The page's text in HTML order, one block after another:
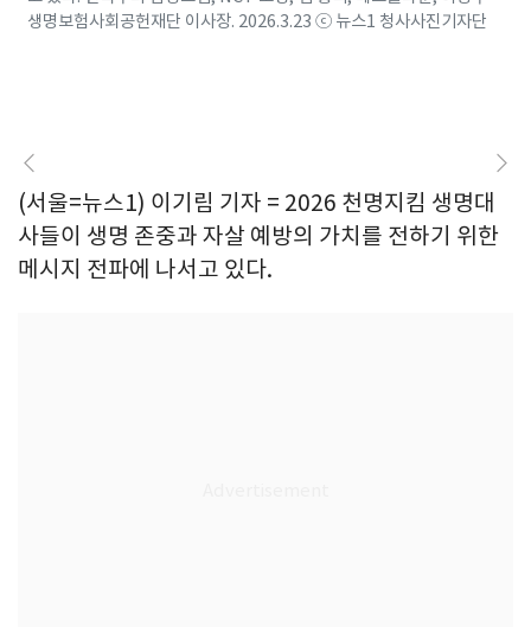
생명보험사회공헌재단 이사장. 2026.3.23 ⓒ 뉴스1 청사사진기자단
(서울=뉴스1) 이기림 기자 = 2026 천명지킴 생명대
사들이 생명 존중과 자살 예방의 가치를 전하기 위한
메시지 전파에 나서고 있다.